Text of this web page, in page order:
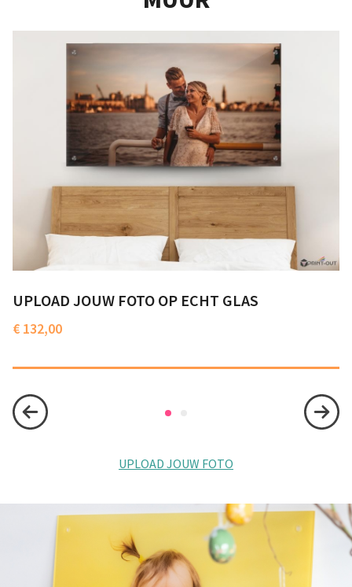
UPLOAD JOUW FOTO
UPLOAD JOUW FOTO OP ECHT GLAS
€ 132,00